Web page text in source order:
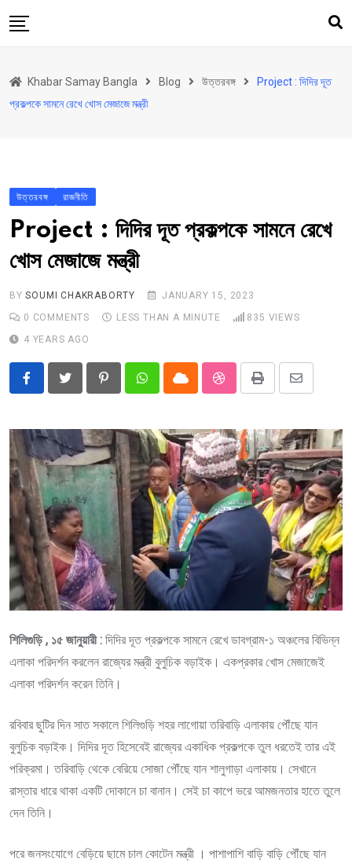
to
উত্তরবঙ্গ
আরও কিছু
Contact
Khabar Samay Bangla Blog উত্তরবঙ্গ
Project : দিদির দূত
প্রকল্পকে সামনে রেখে খোস মেজাজে মন্ত্রী
উত্তরবঙ্গ রাজনীতি
Project : দিদির দূত প্রকল্পকে সামনে রেখে
খোস মেজাজে মন্ত্রী
BYSOUMI CHAKRABORTY
JANUARY 15, 2023
0 COMMENTS LESS THAN A MINUTE 835 VIEWS
4 YEARS AGO
PinterestWhatsappCloud StumbleUpon
Print
Share
Email
শিলিগুড়ি , ১৫ জানুয়ারী : দিদির দূত প্রকল্পকে সামনে রেখে ডাবগ্রাম-১ অঞ্চলের বিভিন্ন
এলাকা পরিদর্শন করলেন রাজ্যের মন্ত্রী বুলুচিক বড়াইক। একপ্রকার খোস মেজাজেই
এলাকা পরিদর্শন করেন তিনি।
রবিবার ছুটির দিন সাত সকালে শিলিগুড়ি শহর লাগোয়া তরিবাড়ি এলাকায় পৌঁছে যান
বুলুচিক বড়াইক। দিদির দূত হিসেবেই রাজ্যের একাধিক প্রকল্পকে তুল ধরতেই তার এই
পরিক্রমা। তরিবাড়ি থেকে বেরিয়ে সোজা পৌঁছে যান শালুগাড়া এলাকায়। সেখানে
রাস্তার ধারে থাকা একটি দোকানে চা বানান। সেই চা কাপে ভরে আমজনতার হাতে তুলে
দেন তিনি।
পরে জনসংযোগে বেড়িয়ে ছামে চাল কোটেন মন্ত্রী । পাশাপাশি বাড়ি বাড়ি পৌঁছে যান